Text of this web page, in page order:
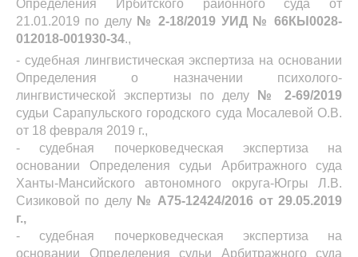
Определения Ирбитского районного суда от
21.01.2019 по делу № 2-18/2019 УИД № 66КЫ0028-
012018-001930-34.,
- судебная лингвистическая экспертиза на основании
Определения о назначении психолого-
лингвистической экспертизы по делу
№ 2-69/2019
судьи Сарапульского городского суда Мосалевой О.В.
от 18 февраля 2019 г.,
- судебная почерковедческая экспертиза на
основании Определения судьи Арбитражного суда
Ханты-Мансийского автономного округа-Югры Л.В.
Сизиковой по делу № А75-12424/2016 от 29.05.2019
г.,
- судебная почерковедческая экспертиза на
основании Определения судьи Арбитражного суда